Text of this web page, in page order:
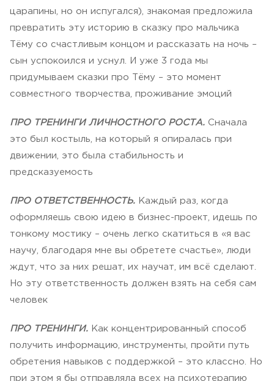
царапины, но он испугался), знакомая предложила
превратить эту историю в сказку про мальчика
Тёму со счастливым концом и рассказать на ночь –
сын успокоился и уснул. И уже 3 года мы
придумываем сказки про Тёму – это момент
совместного творчества, проживание эмоций
ПРО ТРЕНИНГИ ЛИЧНОСТНОГО РОСТА. Сначала
это был костыль, на который я опиралась при
движении, это была стабильность и
предсказуемость
ПРО ОТВЕТСТВЕННОСТЬ. Каждый раз, когда
оформляешь свою идею в бизнес-проект, идешь по
тонкому мостику – очень легко скатиться в «я вас
научу, благодаря мне вы обретете счастье», люди
ждут, что за них решат, их научат, им всё сделают.
Но эту ответственность должен взять на себя сам
человек
ПРО ТРЕНИНГИ. Как концентрированный способ
получить информацию, инструменты, пройти путь
обретения навыков с поддержкой – это классно. Но
при этом я бы отправляла всех на психотерапию